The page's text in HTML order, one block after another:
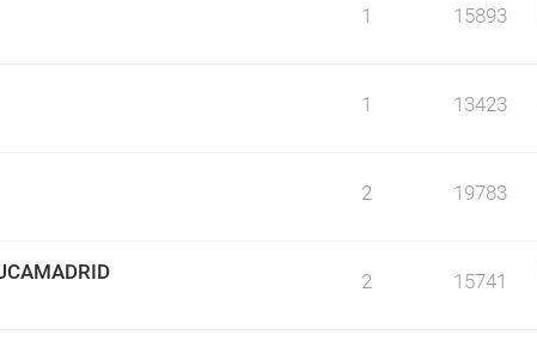
1 15893
1 13423
2 19783
2 15741